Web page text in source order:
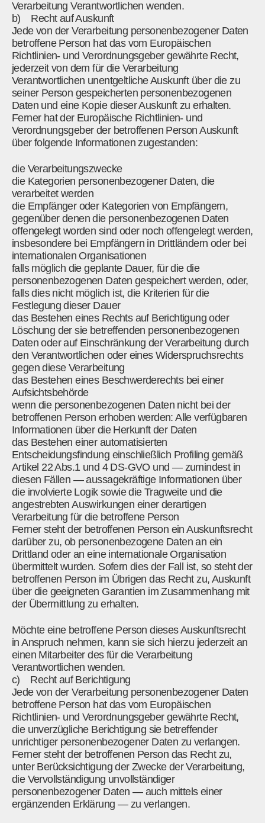
Verarbeitung Verantwortlichen wenden.
b) Recht auf Auskunft
Jede von der Verarbeitung personenbezogener Daten
betroffene Person hat das vom Europäischen
Richtlinien- und Verordnungsgeber gewährte Recht,
jederzeit von dem für die Verarbeitung
Verantwortlichen unentgeltliche Auskunft über die zu
seiner Person gespeicherten personenbezogenen
Daten und eine Kopie dieser Auskunft zu erhalten.
Ferner hat der Europäische Richtlinien- und
Verordnungsgeber der betroffenen Person Auskunft
über folgende Informationen zugestanden:
die Verarbeitungszwecke
die Kategorien personenbezogener Daten, die
verarbeitet werden
die Empfänger oder Kategorien von Empfängern,
gegenüber denen die personenbezogenen Daten
offengelegt worden sind oder noch offengelegt werden,
insbesondere bei Empfängern in Drittländern oder bei
internationalen Organisationen
falls möglich die geplante Dauer, für die die
personenbezogenen Daten gespeichert werden, oder,
falls dies nicht möglich ist, die Kriterien für die
Festlegung dieser Dauer
das Bestehen eines Rechts auf Berichtigung oder
Löschung der sie betreffenden personenbezogenen
Daten oder auf Einschränkung der Verarbeitung durch
den Verantwortlichen oder eines Widerspruchsrechts
gegen diese Verarbeitung
das Bestehen eines Beschwerderechts bei einer
Aufsichtsbehörde
wenn die personenbezogenen Daten nicht bei der
betroffenen Person erhoben werden: Alle verfügbaren
Informationen über die Herkunft der Daten
das Bestehen einer automatisierten
Entscheidungsfindung einschließlich Profiling gemäß
Artikel 22 Abs.1 und 4 DS-GVO und — zumindest in
diesen Fällen — aussagekräftige Informationen über
die involvierte Logik sowie die Tragweite und die
angestrebten Auswirkungen einer derartigen
Verarbeitung für die betroffene Person
Ferner steht der betroffenen Person ein Auskunftsrecht
darüber zu, ob personenbezogene Daten an ein
Drittland oder an eine internationale Organisation
übermittelt wurden. Sofern dies der Fall ist, so steht der
betroffenen Person im Übrigen das Recht zu, Auskunft
über die geeigneten Garantien im Zusammenhang mit
der Übermittlung zu erhalten.
Möchte eine betroffene Person dieses Auskunftsrecht
in Anspruch nehmen, kann sie sich hierzu jederzeit an
einen Mitarbeiter des für die Verarbeitung
Verantwortlichen wenden.
c) Recht auf Berichtigung
Jede von der Verarbeitung personenbezogener Daten
betroffene Person hat das vom Europäischen
Richtlinien- und Verordnungsgeber gewährte Recht,
die unverzügliche Berichtigung sie betreffender
unrichtiger personenbezogener Daten zu verlangen.
Ferner steht der betroffenen Person das Recht zu,
unter Berücksichtigung der Zwecke der Verarbeitung,
die Vervollständigung unvollständiger
personenbezogener Daten — auch mittels einer
ergänzenden Erklärung — zu verlangen.